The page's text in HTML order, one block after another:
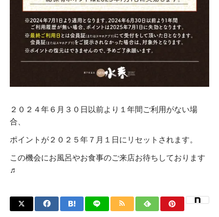
２０２４年６月３０日以前より１年間ご利用がない場
合、
ポイントが２０２５年７月１日にリセットされます。
この機会にお風呂やお食事のご来店お待ちしております
♬